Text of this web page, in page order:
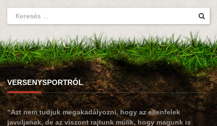
VERSENYSPORTRÓL
"Azt nem tudjuk megakadályozni, hogy az ellenfelek
javuljanak, de az viszont rajtunk múlik, hogy magunk is